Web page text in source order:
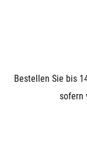
Bestellen Sie bis
sofern